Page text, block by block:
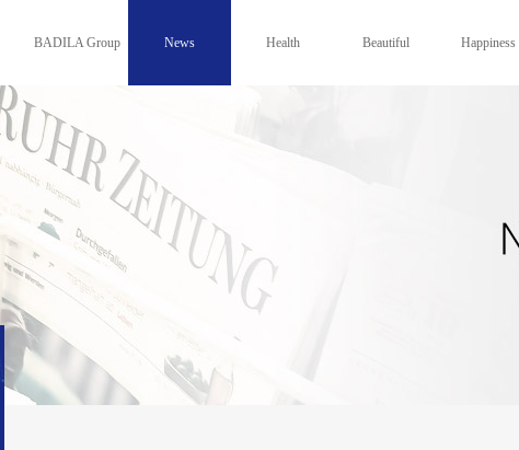
BADILA Group News Health Beautiful Happiness